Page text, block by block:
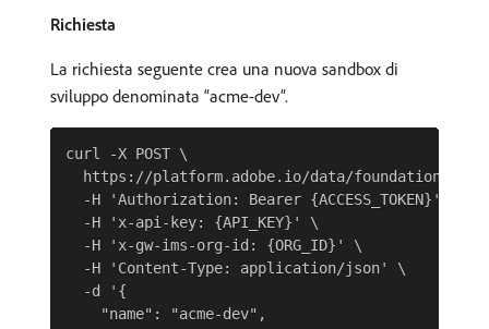
Richiesta
La richiesta seguente crea una nuova sandbox di
sviluppo denominata “acme-dev”.
curl -X POST \
https://platform.adobe.io/data/foundation/
  -H 'Authorization: Bearer {ACCESS_TOKEN}' \
  -H 'x-api-key: {API_KEY}' \
  -H 'x-gw-ims-org-id: {ORG_ID}' \
  -H 'Content-Type: application/json' \
  -d '{
    "name": "acme-dev",